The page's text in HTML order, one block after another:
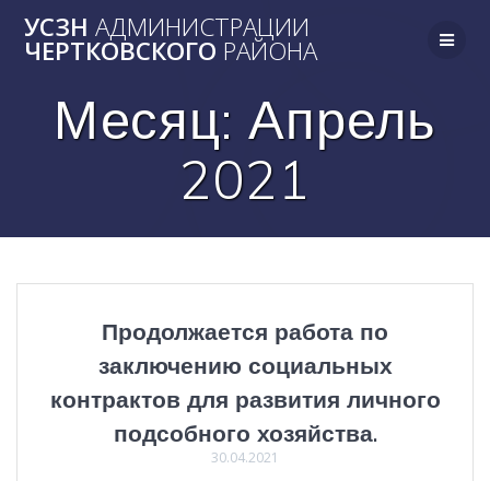
to
content
УСЗН АДМИНИСТРАЦИИ
ЧЕРТКОВСКОГО РАЙОНА
Месяц: Апрель
2021
Продолжается работа по
заключению социальных
контрактов для развития личного
подсобного хозяйства.
30.04.2021